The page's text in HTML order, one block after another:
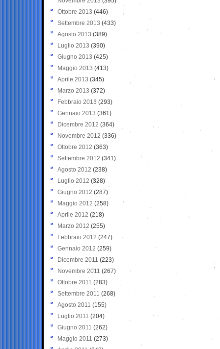
Ottobre 2013 (446)
Settembre 2013 (433)
Agosto 2013 (389)
Luglio 2013 (390)
Giugno 2013 (425)
Maggio 2013 (413)
Aprile 2013 (345)
Marzo 2013 (372)
Febbraio 2013 (293)
Gennaio 2013 (361)
Dicembre 2012 (364)
Novembre 2012 (336)
Ottobre 2012 (363)
Settembre 2012 (341)
Agosto 2012 (238)
Luglio 2012 (328)
Giugno 2012 (287)
Maggio 2012 (258)
Aprile 2012 (218)
Marzo 2012 (255)
Febbraio 2012 (247)
Gennaio 2012 (259)
Dicembre 2011 (223)
Novembre 2011 (267)
Ottobre 2011 (283)
Settembre 2011 (268)
Agosto 2011 (155)
Luglio 2011 (204)
Giugno 2011 (262)
Maggio 2011 (273)